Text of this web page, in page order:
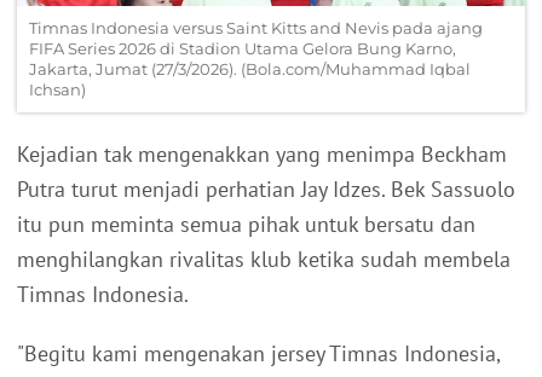
Timnas Indonesia versus Saint Kitts and Nevis pada ajang
FIFA Series 2026 di Stadion Utama Gelora Bung Karno,
Jakarta, Jumat (27/3/2026). (Bola.com/Muhammad Iqbal
Ichsan)
Kejadian tak mengenakkan yang menimpa Beckham
Putra turut menjadi perhatian Jay Idzes. Bek Sassuolo
itu pun meminta semua pihak untuk bersatu dan
menghilangkan rivalitas klub ketika sudah membela
Timnas Indonesia.
"Begitu kami mengenakan jersey Timnas Indonesia,